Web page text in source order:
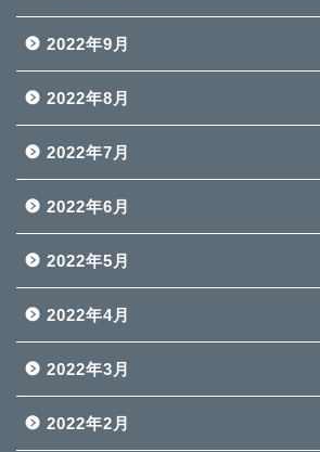
2022年9月
2022年8月
2022年7月
2022年6月
2022年5月
2022年4月
2022年3月
2022年2月